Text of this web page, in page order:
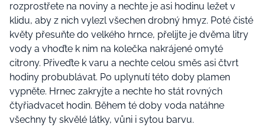
rozprostřete na noviny a nechte je asi hodinu ležet v
klidu, aby z nich vylezl všechen drobný hmyz. Poté čisté
květy přesuňte do velkého hrnce, přelijte je dvěma litry
vody a vhoďte k nim na kolečka nakrájené omyté
citrony. Přiveďte k varu a nechte celou směs asi čtvrt
hodiny probublávat. Po uplynutí této doby plamen
vypněte. Hrnec zakryjte a nechte ho stát rovných
čtyřiadvacet hodin. Během té doby voda natáhne
všechny ty skvělé látky, vůni i sytou barvu.